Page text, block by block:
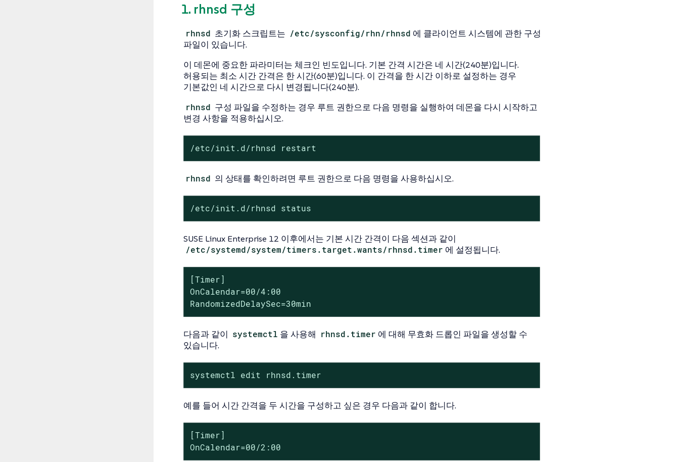
1. rhnsd 구성
rhnsd 초기화 스크립트는 /etc/sysconfig/rhn/rhnsd 에 클라이언트 시스템에 관한 구성
파일이 있습니다.
이 데몬에 중요한 파라미터는 체크인 빈도입니다. 기본 간격 시간은 네 시간(240분)입니다.
허용되는 최소 시간 간격은 한 시간(60분)입니다. 이 간격을 한 시간 이하로 설정하는 경우
기본값인 네 시간으로 다시 변경됩니다(240분).
rhnsd 구성 파일을 수정하는 경우 루트 권한으로 다음 명령을 실행하여 데몬을 다시 시작하고
변경 사항을 적용하십시오.
/etc/init.d/rhnsd restart
rhnsd 의 상태를 확인하려면 루트 권한으로 다음 명령을 사용하십시오.
/etc/init.d/rhnsd status
SUSE Linux Enterprise 12 이후에서는 기본 시간 간격이 다음 섹션과 같이
/etc/systemd/system/timers.target.wants/rhnsd.timer 에 설정됩니다.
[Timer]
OnCalendar=00/4:00
RandomizedDelaySec=30min
다음과 같이 systemctl 을 사용해 rhnsd.timer 에 대해 무효화 드롭인 파일을 생성할 수
있습니다.
systemctl edit rhnsd.timer
예를 들어 시간 간격을 두 시간을 구성하고 싶은 경우 다음과 같이 합니다.
[Timer]
OnCalendar=00/2:00